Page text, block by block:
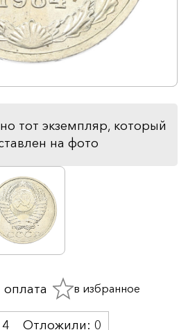
тот экземпляр, который
на фото
Отложили: 0
оплата в избранное